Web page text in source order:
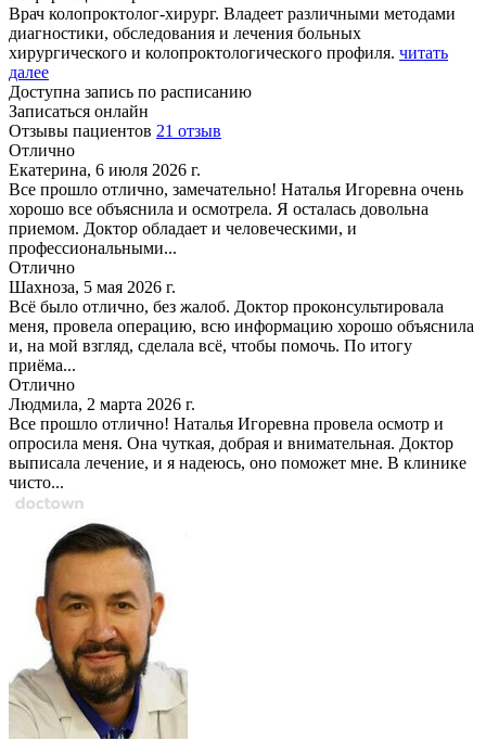
Врач колопроктолог-хирург. Владеет различными методами
диагностики, обследования и лечения больных
хирургического и колопроктологического профиля. читать
далее
Доступна запись по расписанию
Записаться онлайн
Отзывы пациентов 21 отзыв
Отлично
Екатерина, 6 июля 2026 г.
Все прошло отлично, замечательно! Наталья Игоревна очень
хорошо все объяснила и осмотрела. Я осталась довольна
приемом. Доктор обладает и человеческими, и
профессиональными...
Отлично
Шахноза, 5 мая 2026 г.
Всё было отлично, без жалоб. Доктор проконсультировала
меня, провела операцию, всю информацию хорошо объяснила
и, на мой взгляд, сделала всё, чтобы помочь. По итогу
приёма...
Отлично
Людмила, 2 марта 2026 г.
Все прошло отлично! Наталья Игоревна провела осмотр и
опросила меня. Она чуткая, добрая и внимательная. Доктор
выписала лечение, и я надеюсь, оно поможет мне. В клинике
чисто...